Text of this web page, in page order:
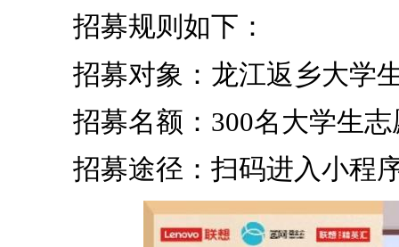
招募规则如下：
招募对象： 龙江返乡大学
招募名额 ：300名大学生
招募途径 ：扫码进入小程